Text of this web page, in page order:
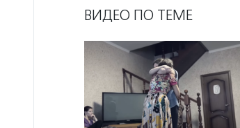
ВИДЕО ПО ТЕМЕ